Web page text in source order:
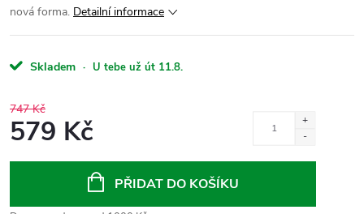
nová forma. Detailní informace
Skladem · U tebe už út 11.8.
747 Kč
579 Kč
PŘIDAT DO KOŠÍKU